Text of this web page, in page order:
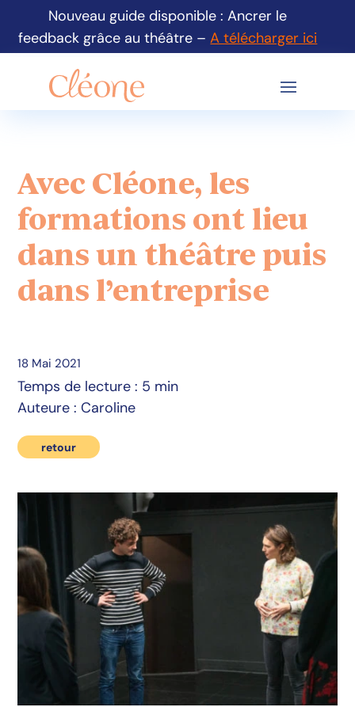
Nouveau guide disponible : Ancrer le
feedback grâce au théâtre –A télécharger ici
Avec Cléone, les
formations ont lieu
dans un théâtre puis
dans l’entreprise
18 Mai 2021
Temps de lecture : 5 min
Auteure : Caroline
retour